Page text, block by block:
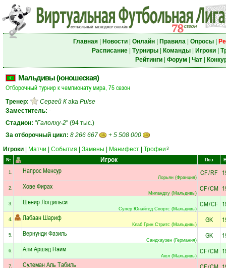
Главная| Новости| Онлайн| Правила| Опросы|
Расписание| Турниры| Команды| Игроки|
Рейтинги| Форум Чат|
Мальдивы (юношеская)
Отборочный турнир к чемпионату мира, 75 сезон
Тренер: Сергей Кaka Pulse
Заместитель: -
Стадион: "Галолху-2" (94 тыс.)
За отборочный цикл: 8 266 667 + 5 508 000
Игроки
Матчи События Замены Манифест Трофеи 3
№ Игрок Поз
1. Напрос Менсур
Лорьян (Франция)
CF/RF
2. Хове Фирах
Миландху (Мальдивы)
CF/CM
3. Шенир Логдильси
Супер Юнайтед Спортс (Мальдивы)
CM/CF
4. Лабаан Шариф
Клаб Грин Стритс (Мальдивы)
GK
5. Вернунди Фазиль
Сандхаузен (Германия)
GK
6. Али Аршад Наим
Аюл (Мальдивы)
CF/CM
7. Сулеман Аль Табиль